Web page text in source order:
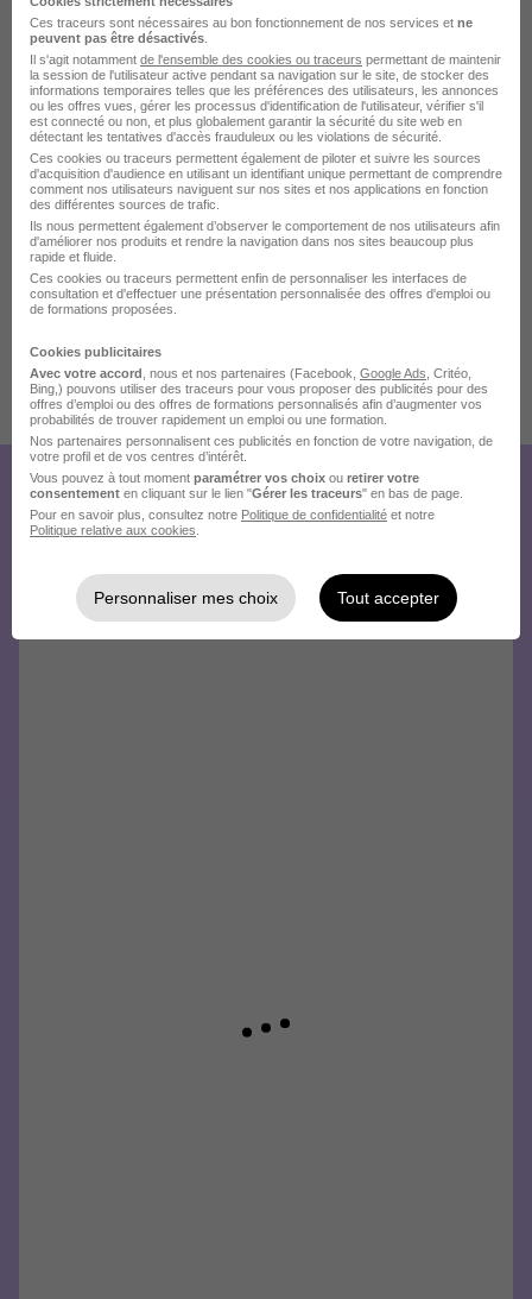
16 de plus
Publiée le 15/07/2026 - Réf : 2563360
Créez votre compte
Hellowork et postulez
sur le site du recruteur !
Ces traceurs sont nécessaires au bon fonctionnement de nos services et ne
peuvent pas être désactivés
Il s'agit notamment de l'ensemble des cookies ou traceurs permettant de maintenir
la session de l'utilisateur active pendant sa navigation sur le site, de stocker des
informations temporaires telles que les préférences des utilisateurs, les annonces
ou les offres vues, gérer les processus d'identification de l'utilisateur, vérifier s'il
est connecté ou non, et plus globalement garantir la sécurité du site web en
détectant les tentatives d'accès frauduleux ou les violations de sécurité.
Ces cookies ou traceurs permettent également de piloter et suivre les sources
d'acquisition d'audience en utilisant un identifiant unique permettant de comprendre
comment nos utilisateurs naviguent sur nos sites et nos applications en fonction
des différentes sources de trafic.
Ils nous permettent également d’observer le comportement de nos utilisateurs afin
d'améliorer nos produits et rendre la navigation dans nos sites beaucoup plus
rapide et fluide.
Ces cookies ou traceurs permettent enfin de personnaliser les interfaces de
consultation et d'effectuer une présentation personnalisée des offres d'emploi ou
de formations proposées.
Cookies publicitaires
Avec votre accord , nous et nos partenaires (Facebook, Google Ads , Critéo,
Bing,) pouvons utiliser des traceurs pour vous proposer des publicités pour des
offres d’emploi ou des offres de formations personnalisés afin d’augmenter vos
probabilités de trouver rapidement un emploi ou une formation.
Nos partenaires personnalisent ces publicités en fonction de votre navigation, de
votre profil et de vos centres d’intérêt.
Vous pouvez à tout moment paramétrer vos choix ou retirer votre
consentement en cliquant sur le lien "Gérer les traceurs" en bas de page.
Pour en savoir plus, consultez notre Politique de confidentialité et notre
Politique relative aux cookies
Personnaliser mes choix Tout accepter